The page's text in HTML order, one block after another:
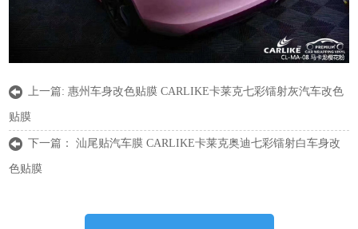
上一篇:惠州车身改色贴膜 CARLIKE卡莱克七彩镭射灰汽车改色
贴膜
下一篇：汕尾贴汽车膜 CARLIKE卡莱克奥迪七彩镭射白车身改
色贴膜